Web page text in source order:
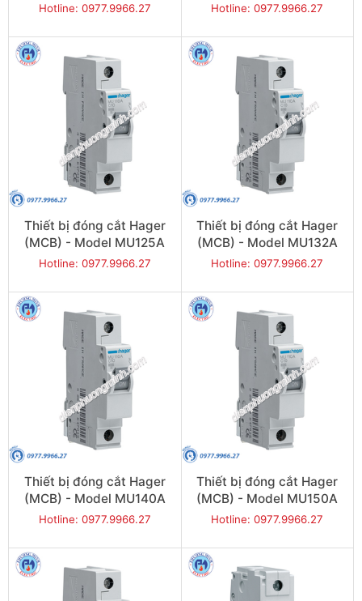
Hotline: 0977.9966.27 Hotline: 0977.9966.27
Thiết bị đóng cắt Hager
(MCB) - Model MU125A
Hotline: 0977.9966.27
Thiết bị đóng cắt Hager
(MCB) - Model MU132A
Hotline: 0977.9966.27
Thiết bị đóng cắt Hager
(MCB) - Model MU140A
Hotline: 0977.9966.27
Thiết bị đóng cắt Hager
(MCB) - Model MU150A
Hotline: 0977.9966.27